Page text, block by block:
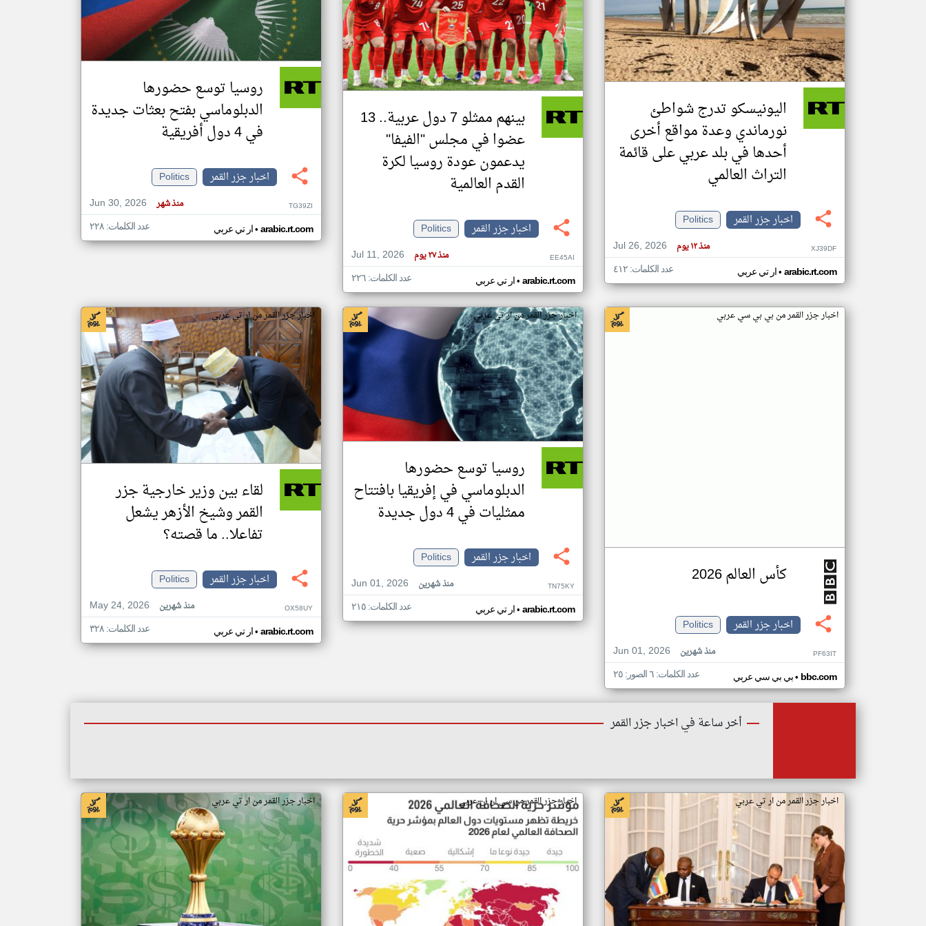
تغيير الدولة
اخبار جزر القمر على مدار الساعة
أهم اخبار جزر القمر العاجلة والمباشرة
اليونيسكو تدرج شواطئ
نورماندي وعدة مواقع أخرى
أحدها في بلد عربي على قائمة
التراث العالمي
اخبار جزر القمر
Politics
Jul 26, 2026
منذ ١٢ يوم XJ39DF
ار تي عربي• arabic.rt.com عدد الكلمات: ٤١٢
بينهم ممثلو 7 دول عربية.. 13
عضوا في مجلس "الفيفا"
يدعمون عودة روسيا لكرة
القدم العالمية
اخبار جزر القمر
Politics
Jul 11, 2026
منذ ٢٧ يوم EE45AI
ار تي عربي• arabic.rt.com عدد الكلمات: ٢٢٦
روسيا توسع حضورها
الدبلوماسي بفتح بعثات جديدة
في 4 دول أفريقية
اخبار جزر القمر
Politics
Jun 30, 2026
منذ شهر TG39ZI
ار تي عربي• arabic.rt.com عدد الكلمات: ٢٢٨
اخبار جزر القمر من بي بي سي عربي
كأس العالم 2026
اخبار جزر القمر
Politics
Jun 01, 2026
منذ شهرين PF63IT
بي بي سي عربي• bbc.com عدد الكلمات: ٦ الصور: ٢٥
اخبار جزر القمر من ار تي عربي
روسيا توسع حضورها
الدبلوماسي في إفريقيا بافتتاح
ممثليات في 4 دول جديدة
اخبار جزر القمر
Politics
Jun 01, 2026
منذ شهرين TN75KY
ار تي عربي• arabic.rt.com عدد الكلمات: ٢١٥
اخبار جزر القمر من ار تي عربي
لقاء بين وزير خارجية جزر
القمر وشيخ الأزهر يشعل
تفاعلا.. ما قصته؟
اخبار جزر القمر
Politics
May 24, 2026
منذ شهرين OX58UY
ار تي عربي• arabic.rt.com عدد الكلمات: ٣٢٨
أخر ساعة في اخبار جزر القمر
اخبار جزر القمر من ار تي عربي اخبار جزر القمر من سي ان ان عربي اخبار جزر القمر من ار تي عربي
klyoum.com